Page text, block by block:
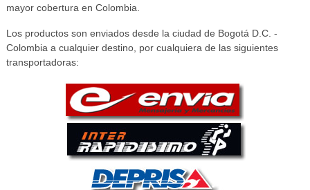
mayor cobertura en Colombia.
Los productos son enviados desde la ciudad de Bogotá D.C. -
Colombia a cualquier destino, por cualquiera de las siguientes
transportadoras: